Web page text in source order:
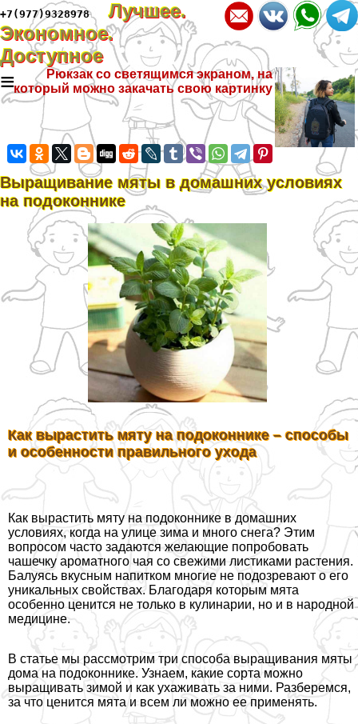
+7(977)9328978
Лучшее.
Экономное.
Доступное
≡
Рюкзак со светящимся экраном, на
который можно закачать свою картинку
Выращивание мяты в домашних условиях
на подоконнике
Как вырастить мяту на подоконнике – способы
и особенности правильного ухода
Как вырастить мяту на подоконнике в домашних
условиях, когда на улице зима и много снега? Этим
вопросом часто задаются желающие попробовать
чашечку ароматного чая со свежими листиками растения.
Балуясь вкусным напитком многие не подозревают о его
уникальных свойствах. Благодаря которым мята
особенно ценится не только в кулинарии, но и в народной
медицине.
В статье мы рассмотрим три способа выращивания мяты
дома на подоконнике. Узнаем, какие сорта можно
выращивать зимой и как ухаживать за ними. Разберемся,
за что ценится мята и всем ли можно ее применять.